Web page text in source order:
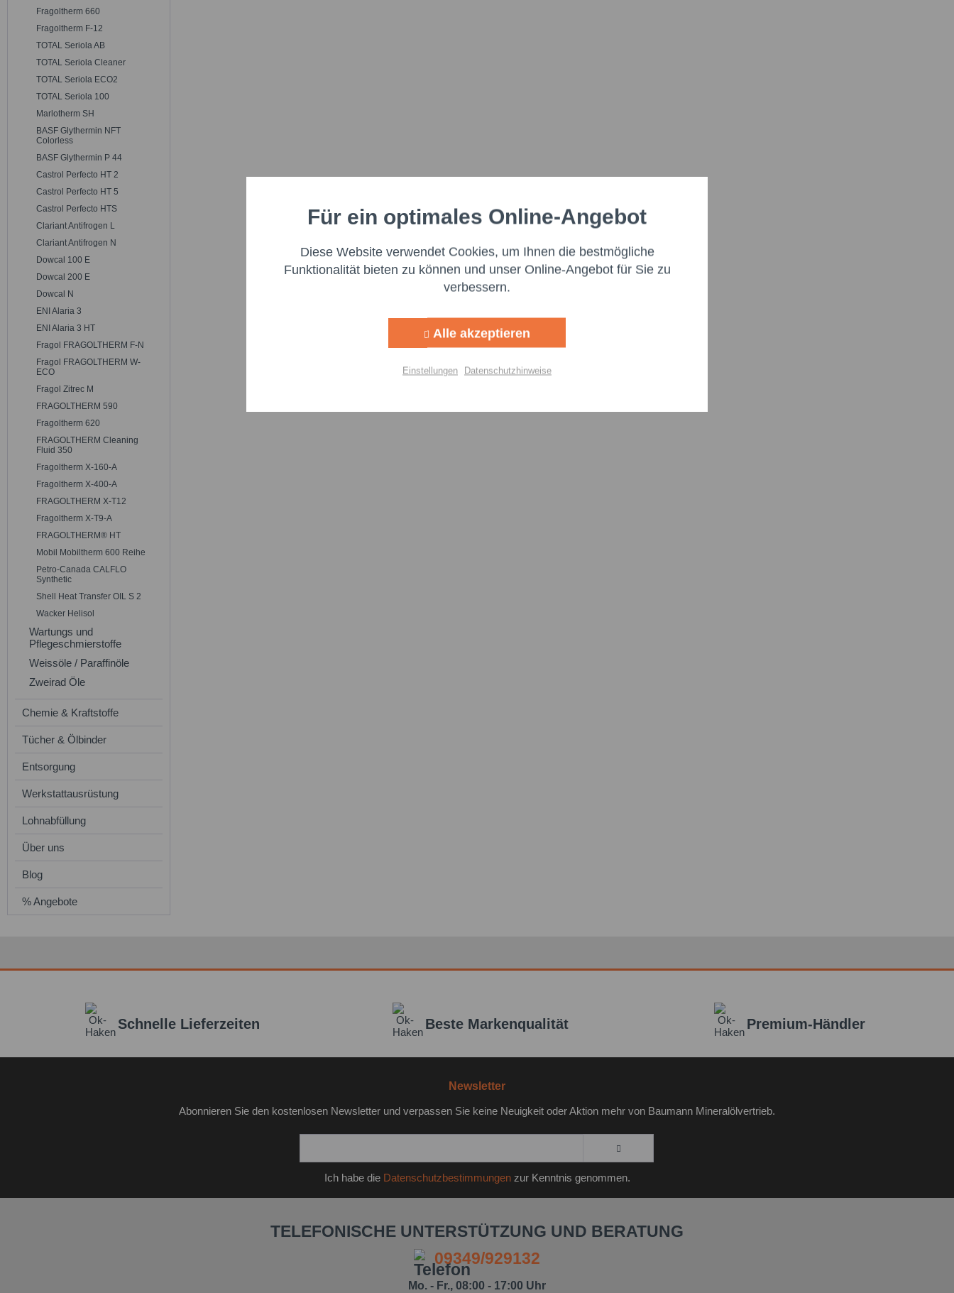
Fragoltherm 660
Fragoltherm F-12
TOTAL Seriola AB
TOTAL Seriola Cleaner
TOTAL Seriola ECO2
TOTAL Seriola 100
Marlotherm SH
BASF Glythermin NFT
Colorless
BASF Glythermin P 44
Castrol Perfecto HT 2
Castrol Perfecto HT 5
Castrol Perfecto HTS
Clariant Antifrogen L
Clariant Antifrogen N
Dowcal 100 E
Dowcal 200 E
Dowcal N
ENI Alaria 3
ENI Alaria 3 HT
Fragol FRAGOLTHERM F-N
Fragol FRAGOLTHERM W-
ECO
Fragol Zitrec M
FRAGOLTHERM 590
Fragoltherm 620
FRAGOLTHERM Cleaning
Fluid 350
Fragoltherm X-160-A
Fragoltherm X-400-A
FRAGOLTHERM X-T12
Fragoltherm X-T9-A
FRAGOLTHERM® HT
Mobil Mobiltherm 600 Reihe
Petro-Canada CALFLO
Synthetic
Shell Heat Transfer OIL S 2
Wacker Helisol
Wartungs und
Pflegeschmierstoffe
Weissöle / Paraffinöle
Zweirad Öle
Chemie & Kraftstoffe
Tücher & Ölbinder
Entsorgung
Werkstattausrüstung
Lohnabfüllung
Über uns
Blog
% Angebote
Schnelle Lieferzeiten Beste Markenqualität Premium-Händler
Newsletter
Abonnieren Sie den kostenlosen Newsletter und verpassen Sie keine Neuigkeit oder Aktion mehr von Baumann Mineralölvertrieb.
Ich habe die Datenschutzbestimmungenzur Kenntnis genommen.
TELEFONISCHE UNTERSTÜTZUNG UND BERATUNG
09349/929132
Mo. - Fr., 08:00 - 17:00 Uhr
Funktionale Aktiv
Marketing Aktiv
Für ein optimales Online-Angebot
Diese Website verwendet Cookies, um Ihnen die bestmögliche
Funktionalität bieten zu können und unser Online-Angebot für Sie zu
verbessern.
Alle akzeptieren
Einstellungen Datenschutzhinweise